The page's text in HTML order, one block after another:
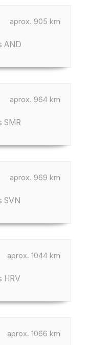
aprox. 905 km
AND
aprox. 964 km
SMR
aprox. 969 km
SVN
aprox. 1044 km
HRV
aprox. 1066 km